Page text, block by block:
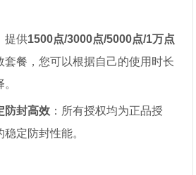
提供1500点/3000点/5000点/1万点
套餐，您可以根据自己的使用时长
防封高效 ：所有授权均为正品授
定防封性能。